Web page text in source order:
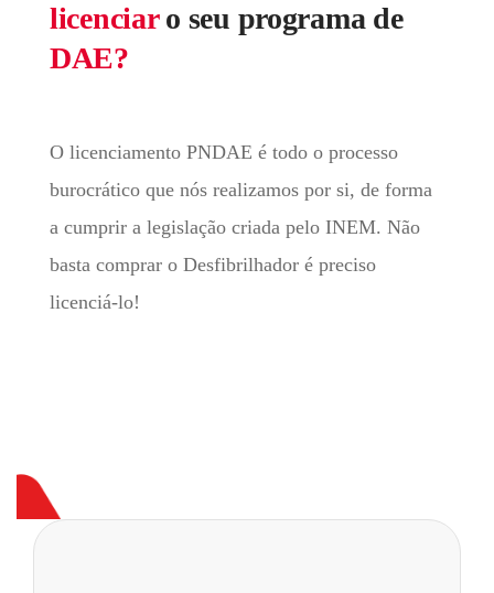
licenciaro seu programa de
DAE?
O licenciamento PNDAE é todo o processo
burocrático que nós realizamos por si, de forma
a cumprir a legislação criada pelo INEM. Não
basta comprar o Desfibrilhador é preciso
licenciá-lo!